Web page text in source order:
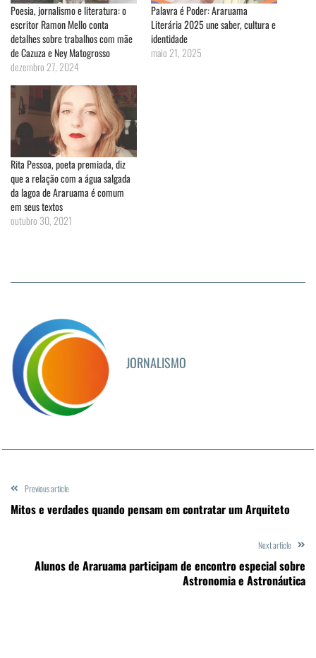
Poesia, jornalismo e literatura: o
escritor Ramon Mello conta
detalhes sobre trabalhos com mãe
de Cazuza e Ney Matogrosso
dezembro 27, 2024
Palavra é Poder: Araruama
Literária 2025 une saber, cultura e
identidade
maio 21, 2025
Rita Pessoa, poeta premiada, diz
que a relação com a água salgada
da lagoa de Araruama é comum
em seus textos
outubro 30, 2021
JORNALISMO
Previous article
Mitos e verdades quando pensam em contratar um Arquiteto
Next article
Alunos de Araruama participam de encontro especial sobre
Astronomia e Astronáutica